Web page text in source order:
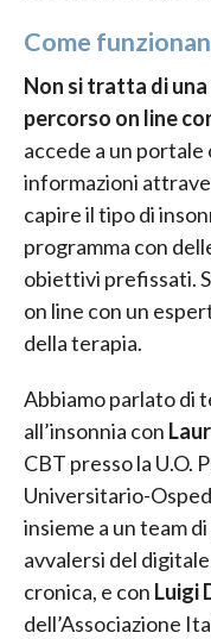
Come
Non si tratta di
percorso on line
accede a un portale
informazioni
capire il tipo di
programma con
obiettivi prefissati.
on line con un
della terapia.
Abbiamo parlato di
all’insonnia con
CBT presso la U.O.
Universitario-
insieme a un team
avvalersi del
cronica, e con Luigi
dell’Associazione